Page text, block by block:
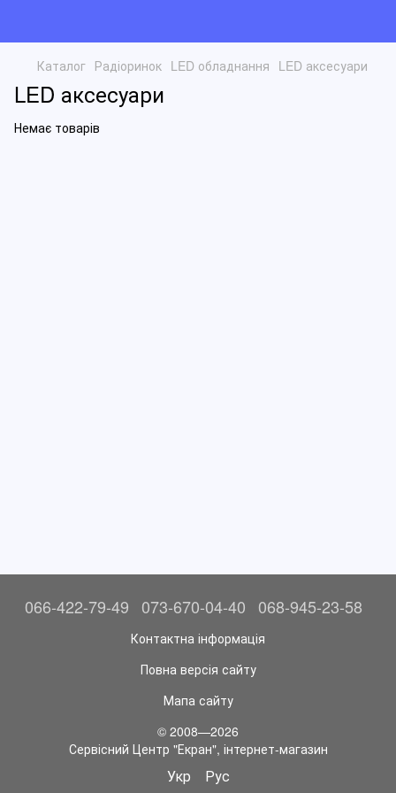
Каталог Радіоринок LED обладнання LED аксесуари
LED аксесуари
Немає товарів
066-422-79-49 073-670-04-40 068-945-23-58
Контактна інформація
Повна версія сайту
Мапа сайту
© 2008—2026
Сервісний Центр "Екран", інтернет-магазин
Укр Рус